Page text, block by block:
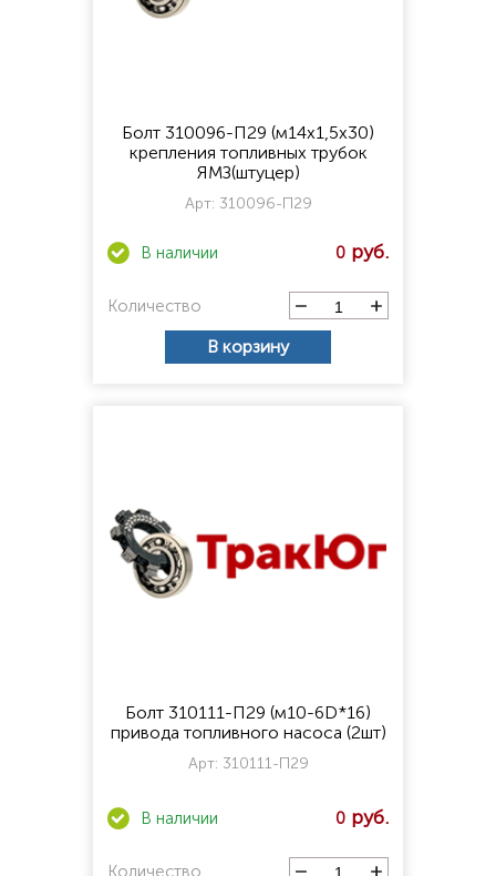
Болт 310096-П29 (м14х1,5х30)
крепления топливных трубок
ЯМЗ(штуцер)
Арт: 310096-П29
0
Количество
В корзину
Болт 310111-П29 (м10-6D*16)
привода топливного насоса (2шт)
Арт: 310111-П29
0
Количество